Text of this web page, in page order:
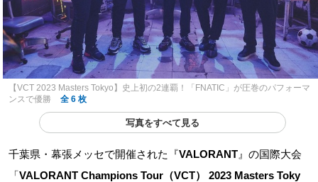
【VCT 2023 Masters Tokyo】史上初の2連覇！「FNATIC」が圧巻のパフォーマ
ンスで優勝
全 6 枚
写真をすべて見る
千葉県・幕張メッセで開催された『VALORANT 』の国際大会
「VALORANT Champions Tour（VCT） 2023 Masters Toky